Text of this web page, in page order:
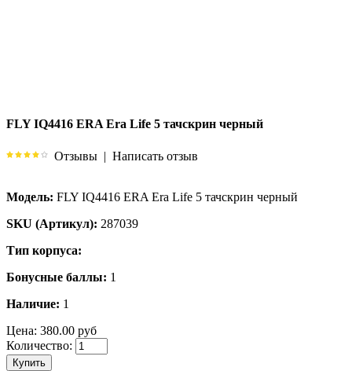
FLY IQ4416 ERA Era Life 5 тачскрин черный
Отзывы | Написать отзыв
Модель: FLY IQ4416 ERA Era Life 5 тачскрин черный
SKU (Артикул): 287039
Тип корпуса:
Бонусные баллы: 1
Наличие: 1
Цена: 380.00 руб
Количество:
Купить